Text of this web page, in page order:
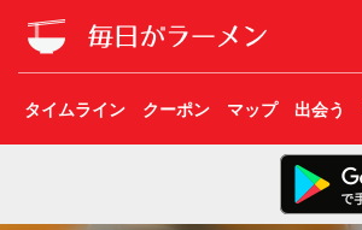
タイムライン クーポン マップ 出会う